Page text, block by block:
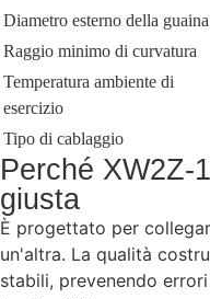
Diametro esterno della guaina
Raggio minimo di curvatura
Temperatura ambiente di
esercizio
Tipo di cablaggio
Perché XW2Z-
giusta
È progettato per
un'altra. La qualità
stabili, prevenendo